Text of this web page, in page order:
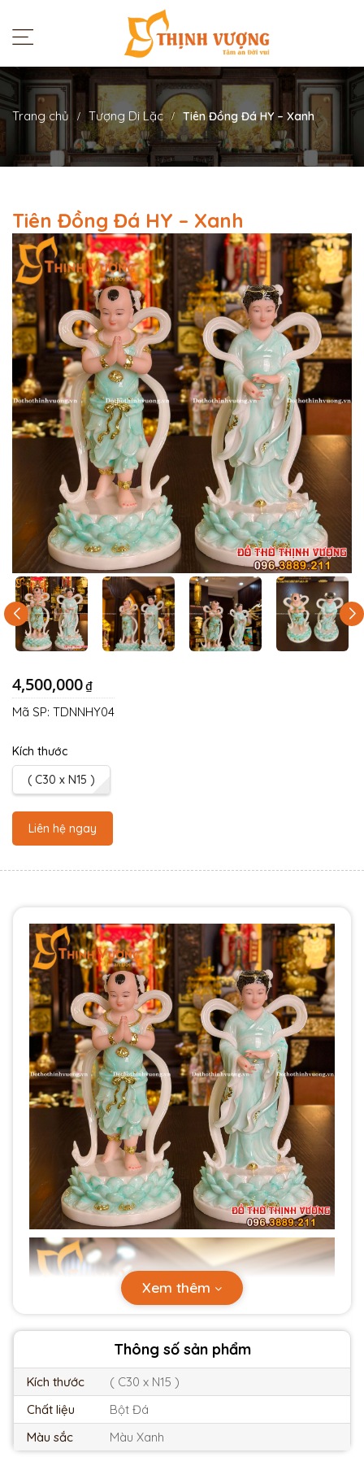
Trang chủ Tượng Di Lặc Tiên Đồng Đá HY – Xanh
Tiên Đồng Đá HY – Xanh
4,500,000₫
Kích thước
( C30 x N15 )
Liên hệ ngay
Mã SP: TDNNHY04
Thông số sản phẩm
Kích thước
( C30 x N15 )
Chất liệu
Bột Đá
Màu sắc
Màu Xanh
Xem thêm